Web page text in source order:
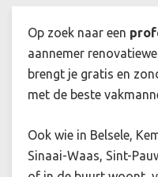
Op zoek naar een
aannemer
brengt je gratis en
met de beste
Ook wie in Belsele,
Sinaai-Waas, Sint-